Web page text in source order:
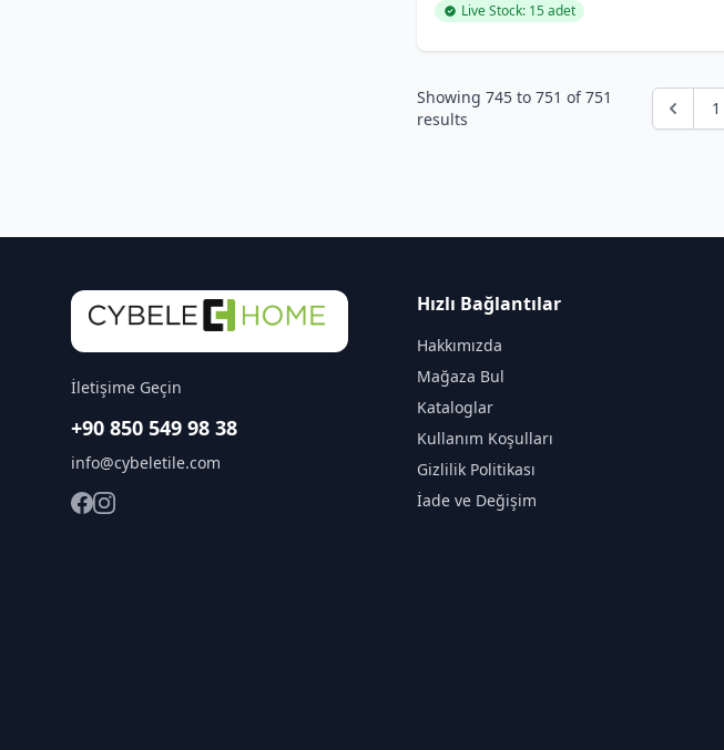
Live Stock: 15 adet
Showing 745 to 751 of751
results
1
İletişime Geçin
+90 850 549 98 38
info@cybeletile.com
Hızlı Bağlantılar
Hakkımızda
Mağaza Bul
Kataloglar
Kullanım Koşulları
Gizlilik Politikası
İade ve Değişim